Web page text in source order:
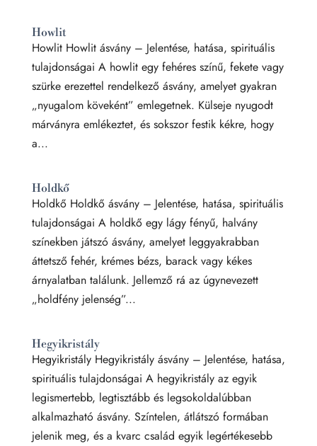
Howlit
Howlit Howlit ásvány – Jelentése, hatása, spirituális
tulajdonságai A howlit egy fehéres színű, fekete vagy
szürke erezettel rendelkező ásvány, amelyet gyakran
„nyugalom köveként” emlegetnek. Külseje nyugodt
márványra emlékeztet, és sokszor festik kékre, hogy
a...
Holdkő
Holdkő Holdkő ásvány – Jelentése, hatása, spirituális
tulajdonságai A holdkő egy lágy fényű, halvány
színekben játszó ásvány, amelyet leggyakrabban
áttetsző fehér, krémes bézs, barack vagy kékes
árnyalatban találunk. Jellemző rá az úgynevezett
„holdfény jelenség”...
Hegyikristály
Hegyikristály Hegyikristály ásvány – Jelentése, hatása,
spirituális tulajdonságai A hegyikristály az egyik
legismertebb, legtisztább és legsokoldalúbban
alkalmazható ásvány. Színtelen, átlátszó formában
jelenik meg, és a kvarc család egyik legértékesebb